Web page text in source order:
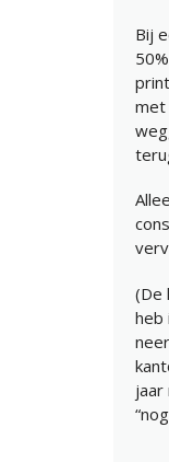
Bij
met
(De
heb